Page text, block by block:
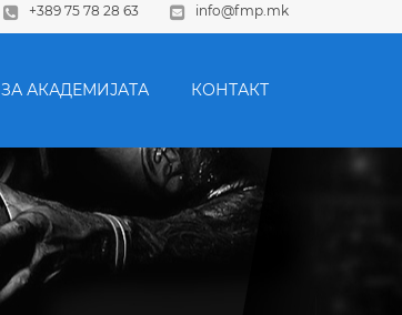
+389 75 78 28 63 info@fmp.mk
ЗА АКАДЕМИЈАТА КОНТАКТ